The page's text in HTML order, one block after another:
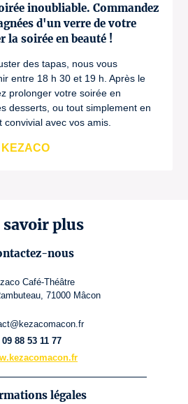
inoubliable. Commandez
d'un verre de votre
la soirée en beauté !
des tapas, nous vous
entre 18 h 30 et 19 h. Après le
prolonger votre soirée en
desserts, ou tout simplement en
avec vos amis.
KEZACO
savoir plus
nous
Café-Théâtre
71000 Mâcon
09 88 53 11 77
légales